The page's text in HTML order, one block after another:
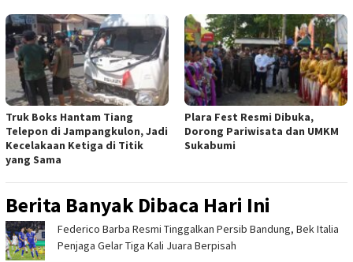
Truk Boks Hantam Tiang
Telepon di Jampangkulon, Jadi
Kecelakaan Ketiga di Titik
yang Sama
Plara Fest Resmi Dibuka,
Dorong Pariwisata dan UMKM
Sukabumi
Berita Banyak Dibaca Hari Ini
Federico Barba Resmi Tinggalkan Persib Bandung, Bek Italia
Penjaga Gelar Tiga Kali Juara Berpisah